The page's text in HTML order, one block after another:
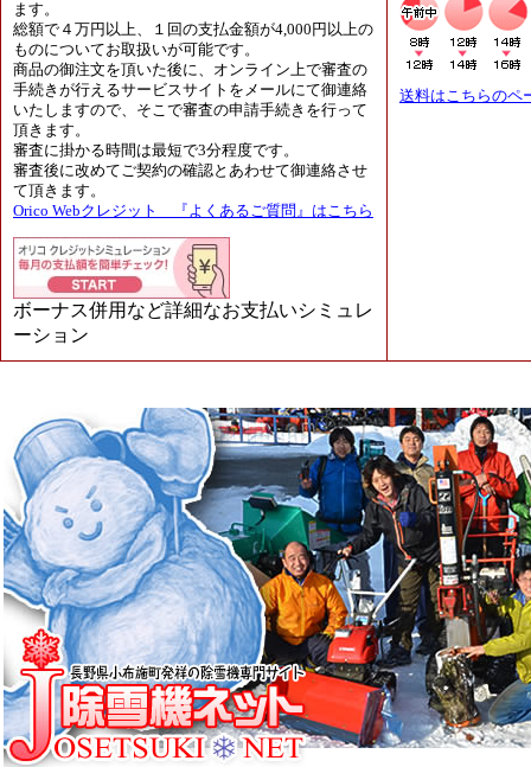
ます。
総額で４万円以上、１回の支払金額が4,000円以上の
ものについてお取扱いが可能です。
商品の御注文を頂いた後に、オンライン上で審査の
手続きが行えるサービスサイトをメールにて御連絡
いたしますので、そこで審査の申請手続きを行って
頂きます。
審査に掛かる時間は最短で3分程度です。
審査後に改めてご契約の確認とあわせて御連絡させ
て頂きます。
Orico Webクレジット 『よくあるご質問』はこちら
ボーナス併用など詳細なお支払いシミュレ
ーション
送料はこちらのペ